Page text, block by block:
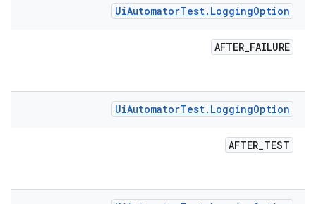
UiAutomatorTest. LoggingOption
AFTER_FAILURE
UiAutomatorTest. LoggingOption
AFTER_TEST